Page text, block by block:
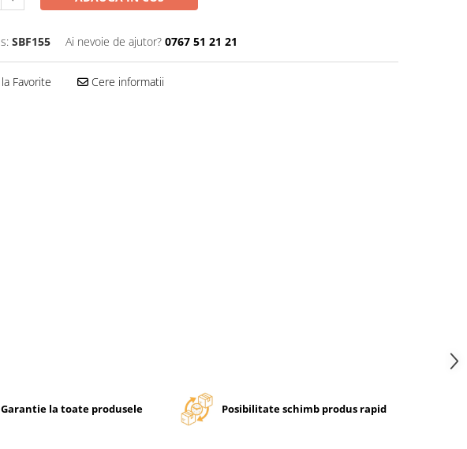
SBF155 Ai nevoie de ajutor? 0767 51 21 21
Favorite Cere informatii
Garantie la toate produsele Posibilitate schimb produs rapid